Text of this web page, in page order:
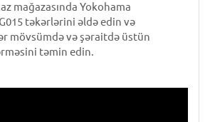
mağazasında Yokohama
təkərlərini əldə edin və
mövsümdə və şəraitdə üstün
təmin edin.